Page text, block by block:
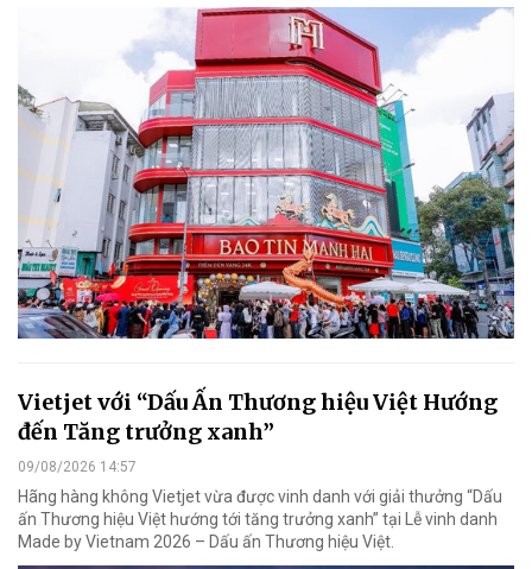
Vietjet với “Dấu Ấn Thương hiệu Việt Hướng
đến Tăng trưởng xanh”
09/08/2026 14:57
Hãng hàng không Vietjet vừa được vinh danh với giải thưởng “Dấu
ấn Thương hiệu Việt hướng tới tăng trưởng xanh” tại Lễ vinh danh
Made by Vietnam 2026 – Dấu ấn Thương hiệu Việt.